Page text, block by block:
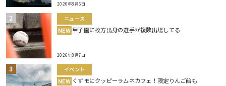
2026年8月6日
ニュース
NEW 甲子園に枚方出身の選手が複数出場してる
2026年8月7日
イベント
NEW くずモにクッピーラムネカフェ！限定りんご飴も